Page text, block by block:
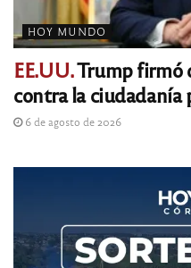
HOY MUNDO
EE.UU.Trump firmó
contra la ciudadanía
6 de agosto de 2026